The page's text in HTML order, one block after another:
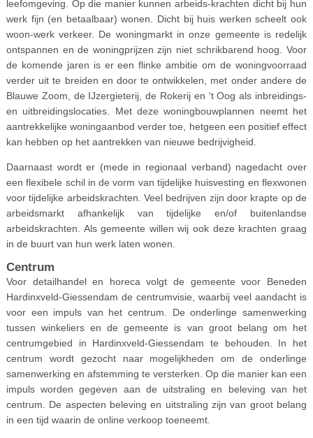
leefomgeving. Op die manier kunnen arbeids-krachten dicht bij hun
werk fijn (en betaalbaar) wonen. Dicht bij huis werken scheelt ook
woon-werk verkeer. De woningmarkt in onze gemeente is redelijk
ontspannen en de woningprijzen zijn niet schrikbarend hoog. Voor
de komende jaren is er een flinke ambitie om de woningvoorraad
verder uit te breiden en door te ontwikkelen, met onder andere de
Blauwe Zoom, de IJzergieterij, de Rokerij en 't Oog als inbreidings-
en uitbreidingslocaties. Met deze woningbouwplannen neemt het
aantrekkelijke woningaanbod verder toe, hetgeen een positief effect
kan hebben op het aantrekken van nieuwe bedrijvigheid.
Daarnaast wordt er (mede in regionaal verband) nagedacht over
een flexibele schil in de vorm van tijdelijke huisvesting en flexwonen
voor tijdelijke arbeidskrachten. Veel bedrijven zijn door krapte op de
arbeidsmarkt afhankelijk van tijdelijke en/of buitenlandse
arbeidskrachten. Als gemeente willen wij ook deze krachten graag
in de buurt van hun werk laten wonen.
Centrum
Voor detailhandel en horeca volgt de gemeente voor Beneden
Hardinxveld-Giessendam de centrumvisie, waarbij veel aandacht is
voor een impuls van het centrum. De onderlinge samenwerking
tussen winkeliers en de gemeente is van groot belang om het
centrumgebied in Hardinxveld-Giessendam te behouden. In het
centrum wordt gezocht naar mogelijkheden om de onderlinge
samenwerking en afstemming te versterken. Op die manier kan een
impuls worden gegeven aan de uitstraling en beleving van het
centrum. De aspecten beleving en uitstraling zijn van groot belang
in een tijd waarin de online verkoop toeneemt.